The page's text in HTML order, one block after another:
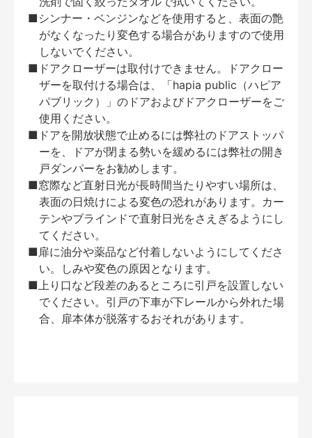
■シンナー・ベンジンなどを使用すると、表面の艶
がなくなったり変色する場合がありますので使用
しないでください。
■ドアクローザーは取付けできません。ドアクロー
ザーを取付ける場合は、「hapia public（ハピア
パブリック）」のドアおよびドアクローザーをご
使用ください。
■ドアを開放状態で止めるには弊社のドアストッパ
ーを、ドアが閉まる勢いを緩めるには弊社の開き
戸ダンパーをお勧めします。
■窓際など直射日光が長時間当たりやすい場所は、
表面の日焼けによる変色の恐れがあります。カー
テンやブラインドで直射日光をさえぎるようにし
てください。
■扉に油分や薬品など付着しないようにしてくださ
い。しみや変色の原因となります。
■上り口など段差のあるところに引戸を設置しない
でください。引戸の下車が下レールから外れた場
合、扉本体が脱落するおそれがあります。